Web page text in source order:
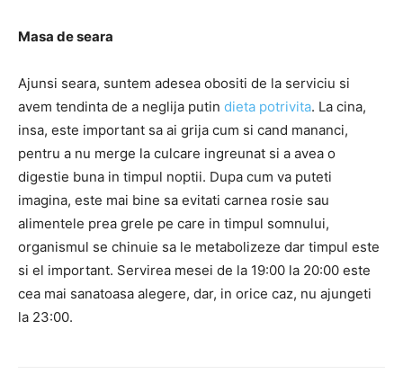
Masa de seara
Ajunsi seara, suntem adesea obositi de la serviciu si
avem tendinta de a neglija putin dieta potrivita. La cina,
insa, este important sa ai grija cum si cand mananci,
pentru a nu merge la culcare ingreunat si a avea o
digestie buna in timpul noptii. Dupa cum va puteti
imagina, este mai bine sa evitati carnea rosie sau
alimentele prea grele pe care in timpul somnului,
organismul se chinuie sa le metabolizeze dar timpul este
si el important. Servirea mesei de la 19:00 la 20:00 este
cea mai sanatoasa alegere, dar, in orice caz, nu ajungeti
la 23:00.